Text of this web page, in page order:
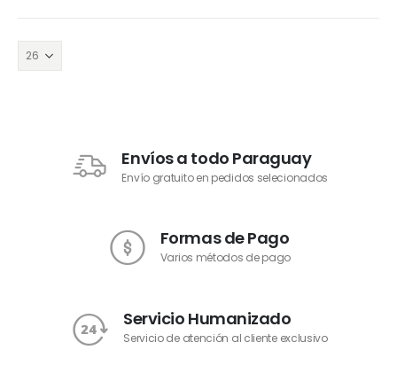
Envíos a todo Paraguay
Envío gratuito en pedidos selecionados
Formas de Pago
Varios métodos de pago
Servicio Humanizado
Servicio de atención al cliente exclusivo